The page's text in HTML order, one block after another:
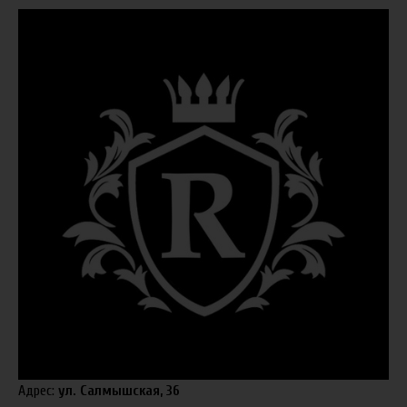
Адрес: ул. Салмышская, 36